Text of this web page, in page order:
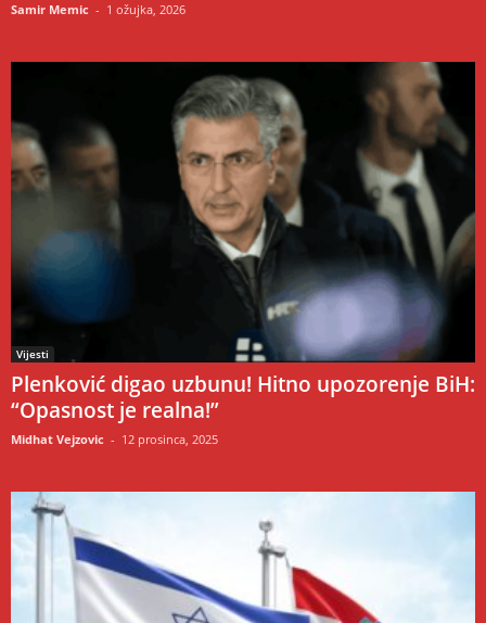
Samir Memic - 1 ožujka, 2026
Vijesti
Plenković digao uzbunu! Hitno upozorenje BiH:
“Opasnost je realna!”
Midhat Vejzovic - 12 prosinca, 2025